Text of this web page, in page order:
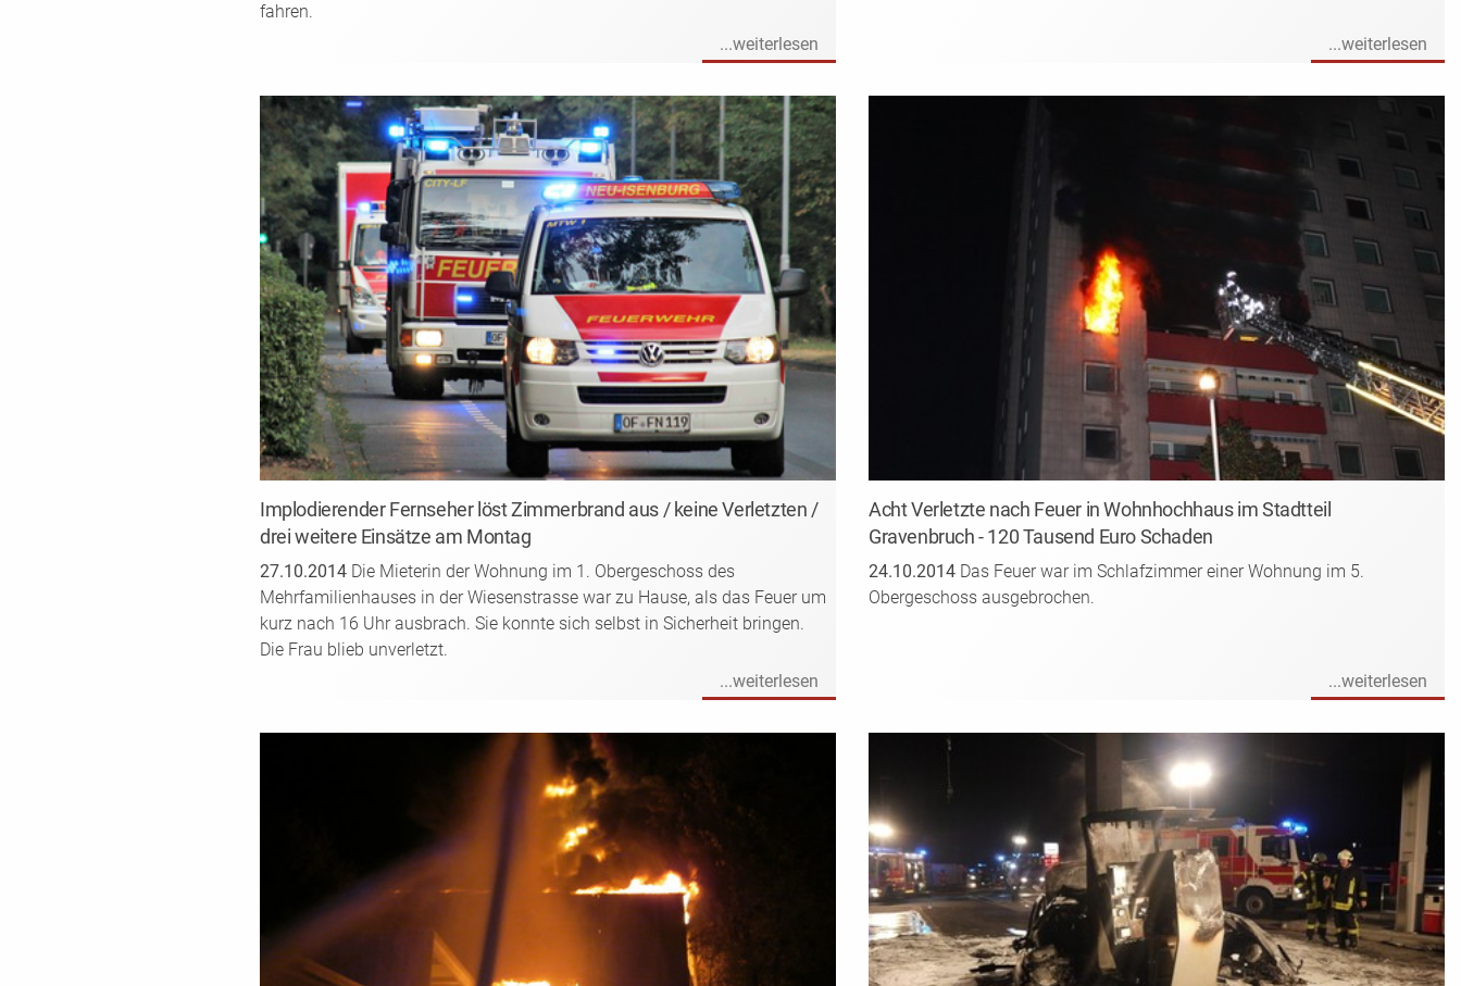
fahren.
...weiterlesen
...weiterlesen
Implodierender Fernseher löst Zimmerbrand aus / keine Verletzten /
drei weitere Einsätze am Montag
27.10.2014 Die Mieterin der Wohnung im 1. Obergeschoss des
Mehrfamilienhauses in der Wiesenstrasse war zu Hause, als das Feuer um
kurz nach 16 Uhr ausbrach. Sie konnte sich selbst in Sicherheit bringen.
Die Frau blieb unverletzt.
...weiterlesen
Acht Verletzte nach Feuer in Wohnhochhaus im Stadtteil
Gravenbruch - 120 Tausend Euro Schaden
24.10.2014Das Feuer war im Schlafzimmer einer Wohnung im 5.
Obergeschoss ausgebrochen.
...weiterlesen